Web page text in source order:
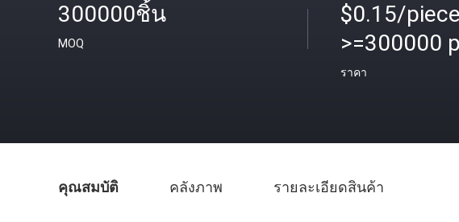
300000ชิ้น
MOQ
$0.15/
>=300000
ราคา
คุณสมบัติ คลังภาพ รายละเอียดสินค้า